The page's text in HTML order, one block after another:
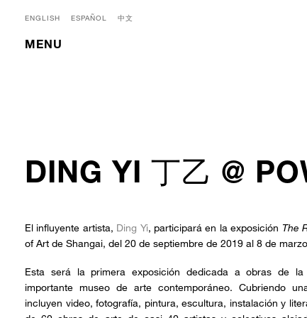
ENGLISH ESPAÑOL 中文
MENU
DING YI 丁乙 @
El influyente artista, Ding Yi, participará en la exposición The
of Art de Shangai, del 20 de septiembre de 2019 al 8 de
Esta será la primera exposición dedicada a obras de
importante museo de arte contemporáneo. Cubriendo
incluyen video, fotografía, pintura, escultura, instalación y